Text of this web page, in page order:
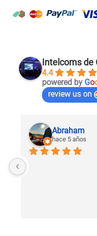
Intelcoms de
4.4
powered by Go
review us on
Abraham
hace 5 años